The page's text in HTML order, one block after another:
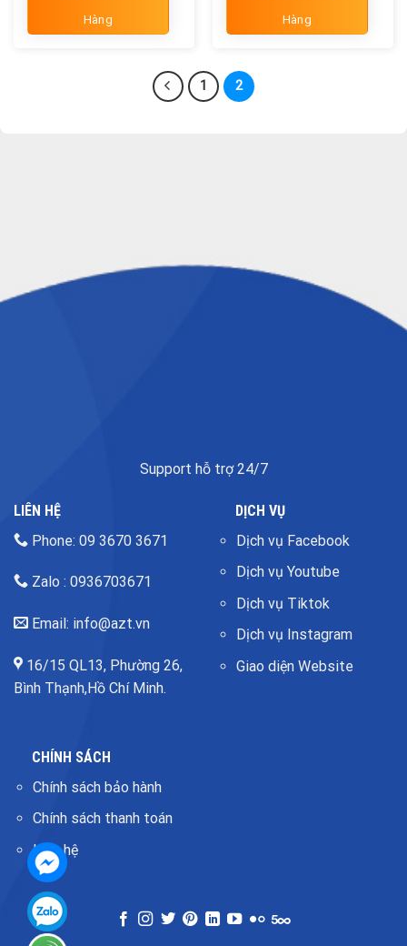
Hàng Hàng
1 2
Support hỗ trợ 24/7
LIÊN HỆ
Phone: 09 3670 3671
Zalo : 0936703671
Email: info@azt.vn
16/15 QL13, Phường 26,
Bình Thạnh,Hồ Chí Minh.
DỊCH VỤ
Dịch vụ Facebook
Dịch vụ Youtube
Dịch vụ Tiktok
Dịch vụ Instagram
Giao diện Website
CHÍNH SÁCH
Chính sách bảo hành
Chính sách thanh toán
Liên hệ